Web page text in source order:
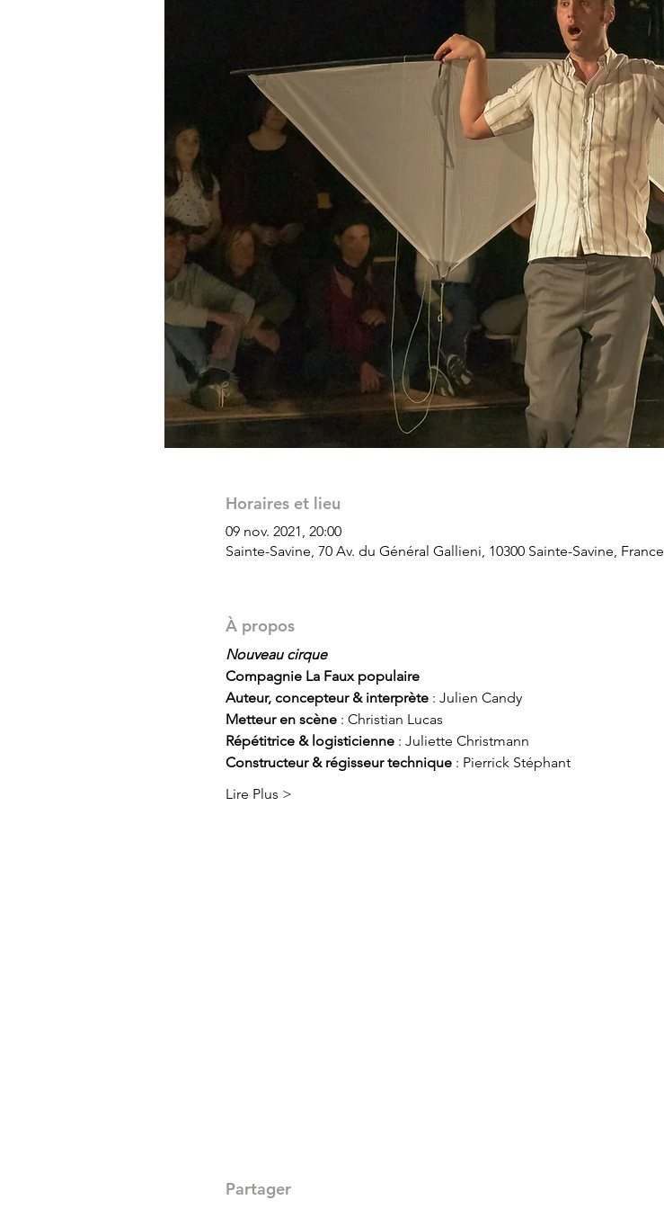
Horaires et lieu
09 nov. 2021, 20:00
Sainte-Savine, 70 Av. du Général Gallieni, 10300 Sainte-Savine, France
À propos
Nouveau cirque
Compagnie La Faux populaire
Auteur, concepteur & interprète : Julien Candy
Metteur en scène : Christian Lucas
Répétitrice & logisticienne : Juliette Christmann
Constructeur & régisseur technique : Pierrick Stéphant
Lire Plus >
Partager